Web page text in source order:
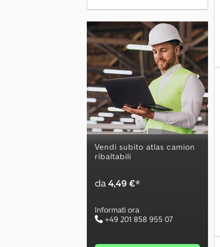
Vendi subito atlas camion
ribaltabili
da4,49 €*
Informati ora
+49 201 858 955 07